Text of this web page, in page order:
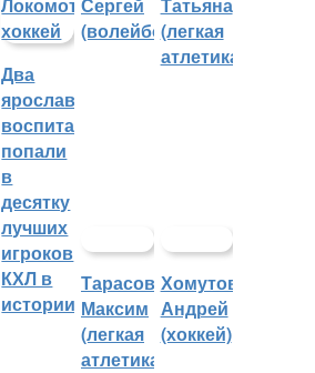
Два
ярославских
воспитанника
попали
в
десятку
лучших
игроков
КХЛ в
истории
(волейбол)(легкая
атлетика)
Тарасов
Максим
(легкая
атлетика)
Хомутов
Андрей
(хоккей)